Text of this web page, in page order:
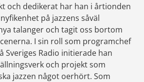
och dedikerat har han i årtionden
på jazzens såväl
talanger och tagit oss bortom
I sin roll som programchef
Sveriges Radio initierade han
och projekt som
jazzen något oerhört. Som